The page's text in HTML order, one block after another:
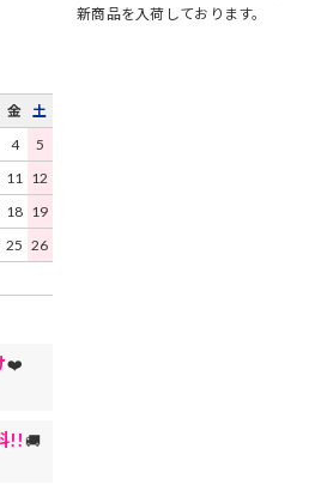
金
土
4
5
11
12
18 19
25 26
❤️
!!🚚
新商品を入荷しております。